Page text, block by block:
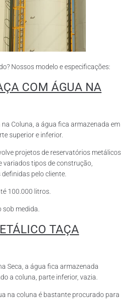
Nossos modelo e especificações:
COM ÁGUA NA
Coluna, a água fica armazenada em
superior e inferior.
projetos de reservatórios metálicos
variados tipos de construção,
pelo cliente.
100.000 litros.
medida.
TAÇA
Seca, a água fica armazenada
a coluna, parte inferior, vazia.
na coluna é bastante procurado para